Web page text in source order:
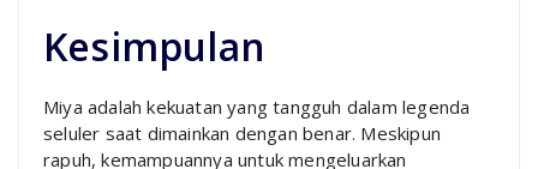
Kesimpulan
Miya adalah kekuatan yang tangguh dalam legenda
seluler saat dimainkan dengan benar. Meskipun
rapuh, kemampuannya untuk mengeluarkan